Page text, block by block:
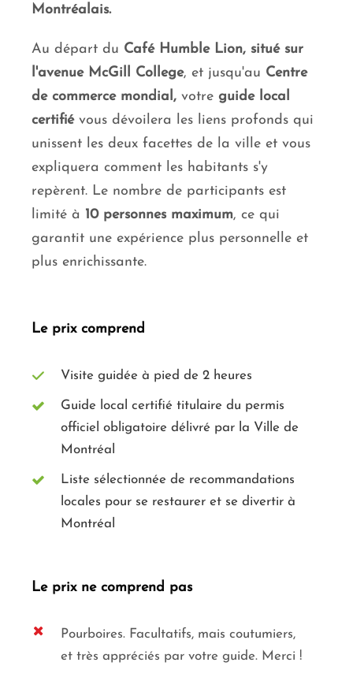
Montréalais.
Au départ du Café Humble Lion, situé sur
l'avenue McGill College, et jusqu'au Centre
de commerce mondial, votre guide local
certifiévous dévoilera les liens profonds qui
unissent les deux facettes de la ville et vous
expliquera comment les habitants s'y
repèrent. Le nombre de participants est
limité à 10 personnes maximum, ce qui
garantit une expérience plus personnelle et
plus enrichissante.
Le prix comprend
Visite guidée à pied de 2 heures
Guide local certifié titulaire du permis
officiel obligatoire délivré par la Ville de
Montréal
Liste sélectionnée de recommandations
locales pour se restaurer et se divertir à
Montréal
Le prix ne comprend pas
Pourboires. Facultatifs, mais coutumiers,
et très appréciés par votre guide. Merci !